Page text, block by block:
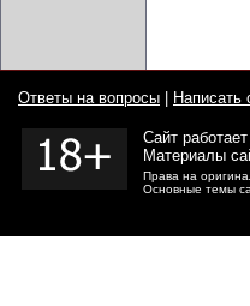
Ответы на вопросы Написать
Сайт
Материалы
Права на
Основные темы